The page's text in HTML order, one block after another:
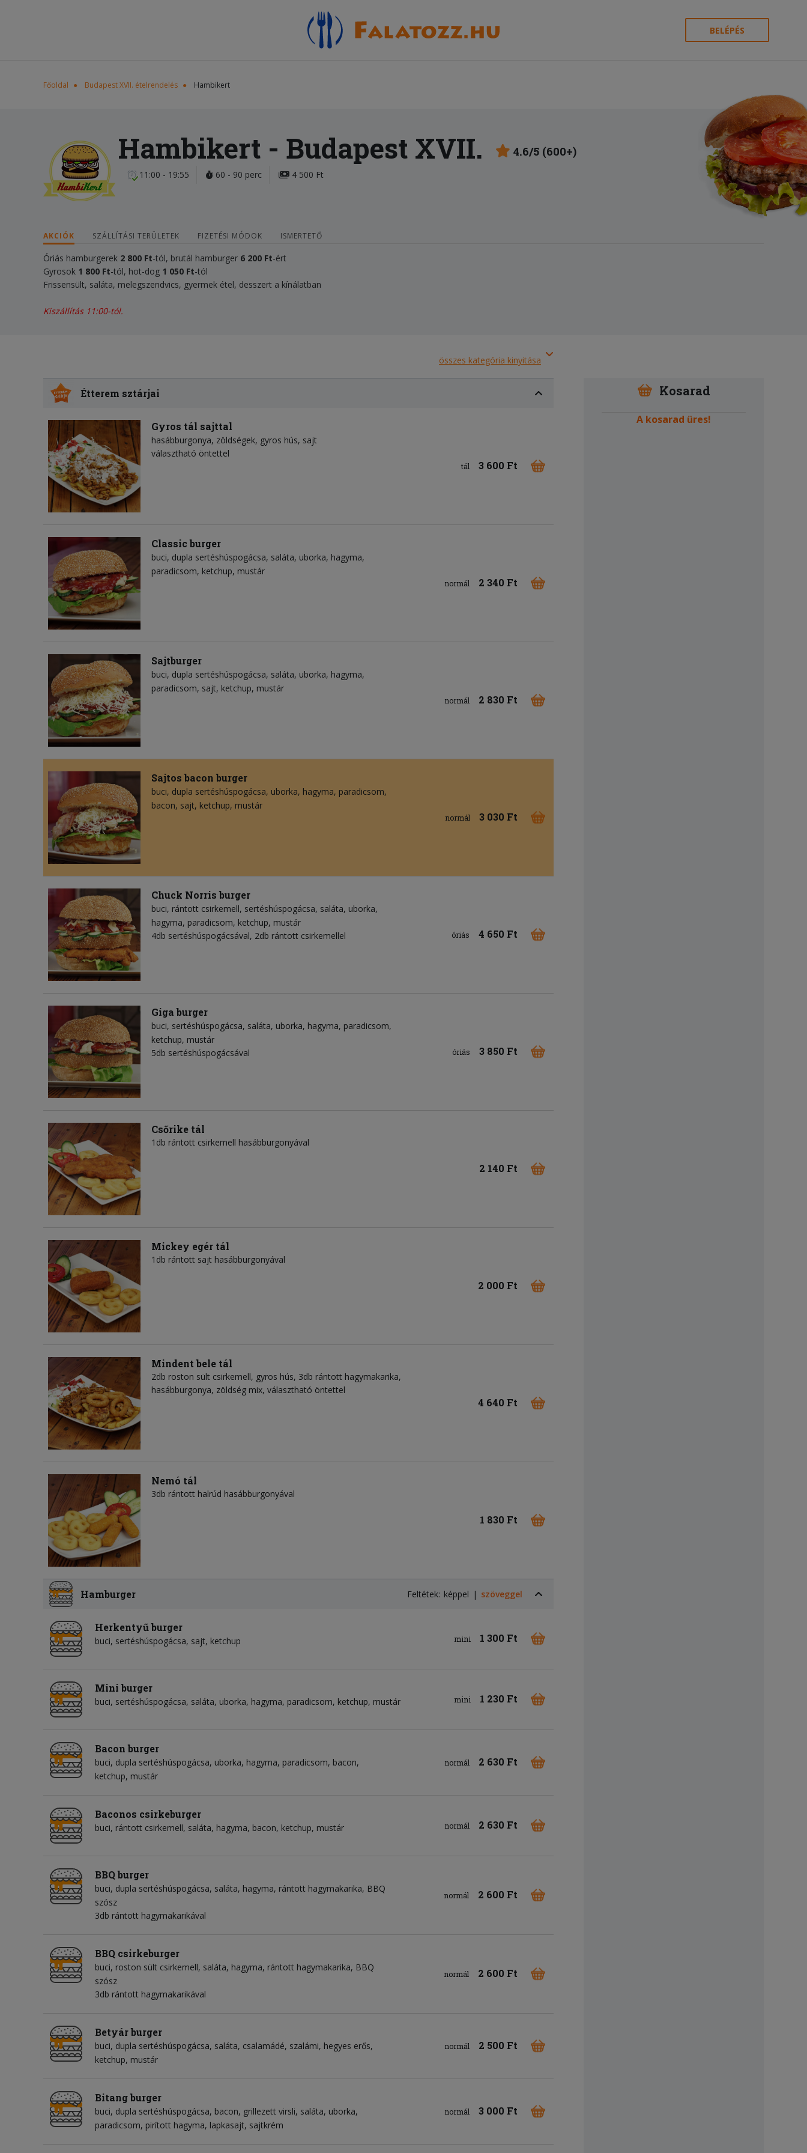
BELÉPÉS
Főoldal Budapest XVII. ételrendelés Hambikert
Hambikert - Budapest XVII. 4.6/5 (600+)
11:00 - 19:55 60 - 90 perc 4 500 Ft
AKCIÓK SZÁLLÍTÁSI TERÜLETEK FIZETÉSI MÓDOK ISMERTETŐ
Óriás hamburgerek 2 800 Ft-tól, brutál hamburger 6 200 Ft-ért
Gyrosok 1 800 Ft-tól, hot-dog 1 050 Ft-tól
Frissensült, saláta, melegszendvics, gyermek étel, desszert a kínálatban
Kiszállítás 11:00-tól.
összes kategória kinyitása
Étterem sztárjai
Gyros tál sajttal
hasábburgonya zöldségek gyros hús sajt
választható öntettel
tál 3 600 Ft
Classic burger
buci dupla sertéshúspogácsa saláta uborka hagyma
paradicsom ketchup mustár
normál 2 340 Ft
Sajtburger
buci dupla sertéshúspogácsa saláta uborka hagyma
paradicsom sajt ketchup mustár
normál 2 830 Ft
Sajtos bacon burger
buci dupla sertéshúspogácsa uborka hagyma paradicsom
bacon sajt ketchup mustár
normál 3 030 Ft
Chuck Norris burger
buci rántott csirkemell sertéshúspogácsa saláta uborka
hagyma paradicsom ketchup mustár
4db sertéshúspogácsával, 2db rántott csirkemellel
óriás 4 650 Ft
Giga burger
buci sertéshúspogácsa saláta uborka hagyma paradicsom
ketchup mustár
5db sertéshúspogácsával
óriás 3 850 Ft
Csőrike tál
1db rántott csirkemell hasábburgonyával
2 140 Ft
Mickey egér tál
1db rántott sajt hasábburgonyával
2 000 Ft
Mindent bele tál
2db roston sült csirkemell, gyros hús, 3db rántott hagymakarika,
hasábburgonya, zöldség mix, választható öntettel
4 640 Ft
Nemó tál
3db rántott halrúd hasábburgonyával
1 830 Ft
Hamburger Feltétek: képpel szöveggel
Herkentyű burger
buci sertéshúspogácsa sajt ketchup mini 1 300 Ft
Mini burger
buci sertéshúspogácsa saláta uborka hagyma paradicsom ketchup mustár mini 1 230 Ft
Bacon burger
buci dupla sertéshúspogácsa uborka hagyma paradicsom bacon
ketchup mustár
normál 2 630 Ft
Baconos csirkeburger
buci rántott csirkemell saláta hagyma bacon ketchup mustár normál 2 630 Ft
BBQ burger
buci dupla sertéshúspogácsa saláta hagyma rántott hagymakarika BBQ
szósz
3db rántott hagymakarikával
normál 2 600 Ft
BBQ csirkeburger
buci roston sült csirkemell saláta hagyma rántott hagymakarika BBQ
szósz
3db rántott hagymakarikával
normál 2 600 Ft
Betyár burger
buci dupla sertéshúspogácsa saláta csalamádé szalámi hegyes erős
ketchup mustár
normál 2 500 Ft
Bitang burger
buci dupla sertéshúspogácsa bacon grillezett virsli saláta uborka
paradicsom pirított hagyma lapkasajt sajtkrém
normál 3 000 Ft
Kosarad
A kosarad üres!